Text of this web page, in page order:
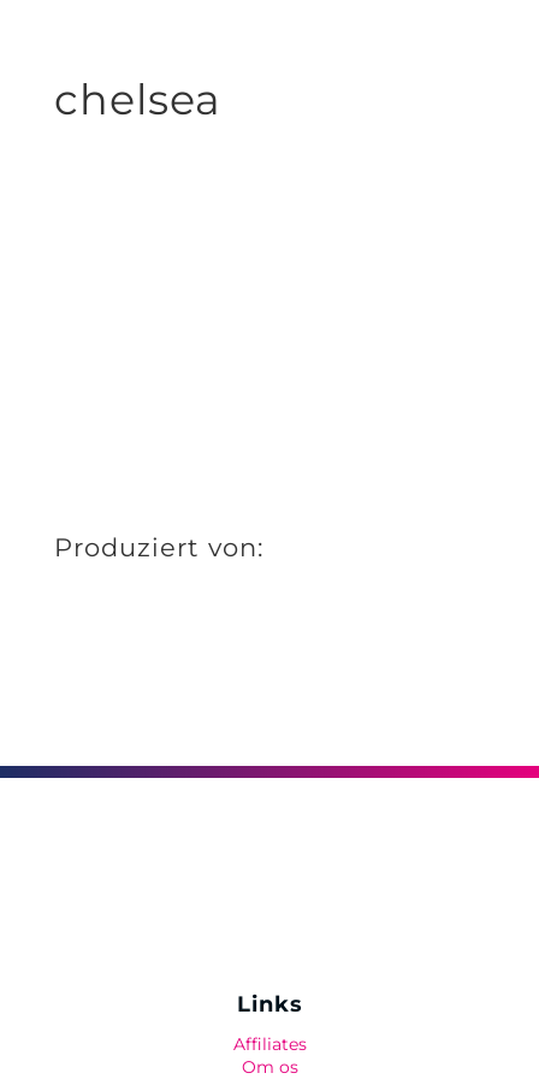
chelsea
Produziert von:
Links
Affiliates
Om os